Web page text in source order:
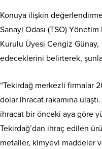
Konuya ilişkin
Sanayi Odası (TSO)
Kurulu Üyesi Cengiz
edeceklerini belirterek,
“Tekirdağ merkezli firmalar
dolar ihracat rakamına
ihracat bir önceki aya göre
Tekirdağ’dan ihraç edilen
metaller, kimyevi maddeler